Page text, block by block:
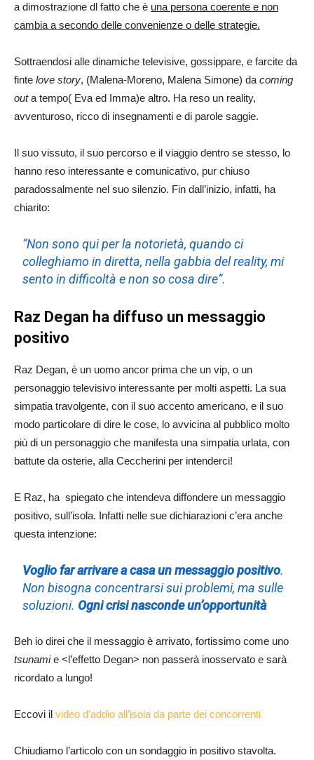
a dimostrazione dl fatto che è una persona coerente e non
cambia a secondo delle convenienze o delle strategie.
Sottraendosi alle dinamiche televisive, gossippare, e farcite da
finte love story, (Malena-Moreno, Malena Simone) dacoming
outa tempo( Eva ed Imma)e altro. Ha reso un reality,
avventuroso, ricco di insegnamenti e di parole saggie.
Il suo vissuto, il suo percorso e il viaggio dentro se stesso, lo
hanno reso interessante e comunicativo, pur chiuso
paradossalmente nel suo silenzio. Fin dall’inizio, infatti, ha
chiarito:
“Non sono qui per la notorietà, quando ci
colleghiamo in diretta, nella gabbia del reality, mi
sento in difficoltà e non so cosa dire”.
Raz Degan ha diffuso un messaggio
positivo
Raz Degan, è un uomo ancor prima che un vip, o un
personaggio televisivo interessante per molti aspetti. La sua
simpatia travolgente, con il suo accento americano, e il suo
modo particolare di dire le cose, lo avvicina al pubblico molto
più di un personaggio che manifesta una simpatia urlata, con
battute da osterie, alla Ceccherini per intenderci!
E Raz, ha spiegato che intendeva diffondere un messaggio
positivo, sull’isola. Infatti nelle sue dichiarazioni c’era anche
questa intenzione:
Voglio far arrivare a casa un messaggio positivo.
Non bisogna concentrarsi sui problemi, ma sulle
soluzioni. Ogni crisi nasconde un’opportunità
Beh io direi che il messaggio è arrivato, fortissimo come uno
tsunamie <l’effetto Degan> non passerà inosservato e sarà
ricordato a lungo!
Eccovi il video d’addio all’isola da parte dei concorrenti
Chiudiamo l’articolo con un sondaggio in positivo stavolta.